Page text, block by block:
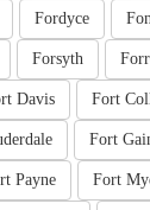
Fordyce
Forsyth
Fort
Davis
Fort
Fort
Payne